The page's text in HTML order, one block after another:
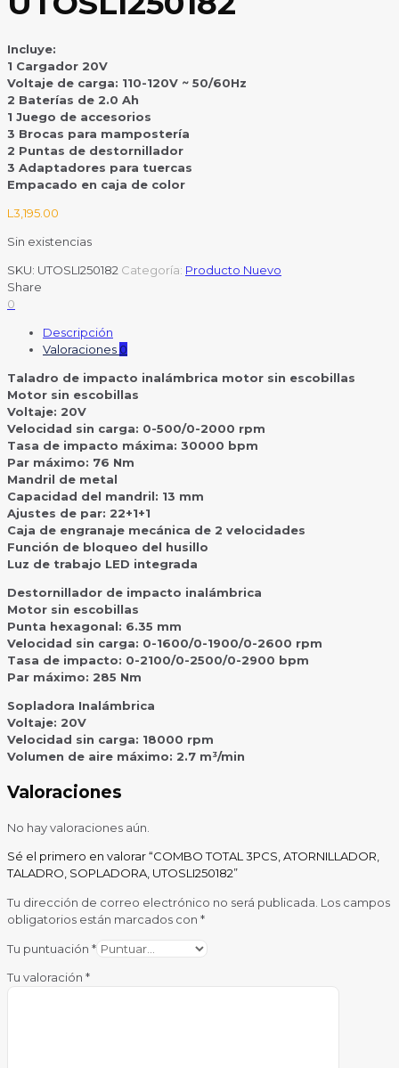
Incluye:
1 Cargador 20V
Voltaje de carga: 110-120V ~ 50/60Hz
2 Baterías de 2.0 Ah
1 Juego de accesorios
3 Brocas para mampostería
2 Puntas de destornillador
3 Adaptadores para tuercas
Empacado en caja de color
L 3,195.00
Sin existencias
SKU: UTOSLI250182 Categoría: Producto Nuevo
Share
0
Descripción
Valoraciones 0
Taladro de impacto inalámbrica motor sin escobillas
Motor sin escobillas
Voltaje: 20V
Velocidad sin carga: 0-500/0-2000 rpm
Tasa de impacto máxima: 30000 bpm
Par máximo: 76 Nm
Mandril de metal
Capacidad del mandril: 13 mm
Ajustes de par: 22+1+1
Caja de engranaje mecánica de 2 velocidades
Función de bloqueo del husillo
Luz de trabajo LED integrada
Destornillador de impacto inalámbrica
Motor sin escobillas
Punta hexagonal: 6.35 mm
Velocidad sin carga: 0-1600/0-1900/0-2600 rpm
Tasa de impacto: 0-2100/0-2500/0-2900 bpm
Par máximo: 285 Nm
Sopladora Inalámbrica
Voltaje: 20V
Velocidad sin carga: 18000 rpm
Volumen de aire máximo: 2.7 m³/min
Valoraciones
No hay valoraciones aún.
Sé el primero en valorar “COMBO TOTAL 3PCS, ATORNILLADOR,
TALADRO, SOPLADORA, UTOSLI250182”
Tu dirección de correo electrónico no será publicada. Los campos
obligatorios están marcados con *
Tu puntuación *
Tu valoración *